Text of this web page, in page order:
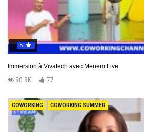
5
Immersion à Vivatech avec Meriem Live
80.8K
77
COWORKING COWORKING SUMMER